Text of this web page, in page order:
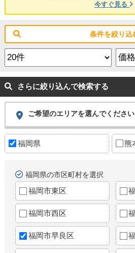
今すぐ見る
条件を絞り込
さらに絞り込んで検索する
ご希望のエリアを選んでください
福岡県 熊
福岡県の市区町村を選択
福岡市東区
福岡市西区
福岡市早良区